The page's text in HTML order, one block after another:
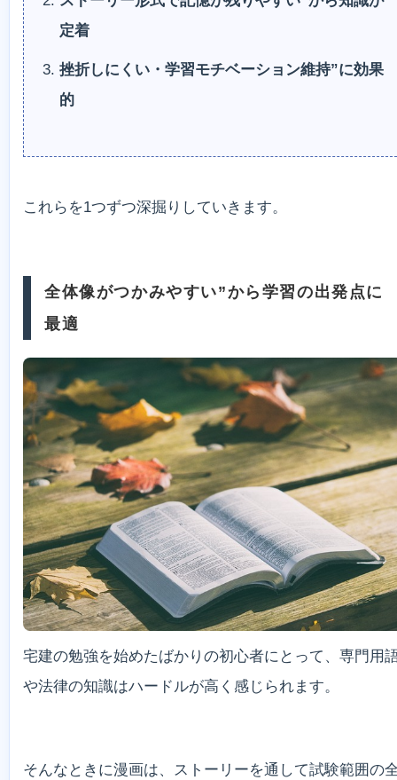
定着
挫折しにくい・学習モチベーション維持”に効果
的
これらを1つずつ深掘りしていきます。
全体像がつかみやすい”から学習の出発点に
最適
宅建の勉強を始めたばかりの初心者にとって、専門用
や法律の知識はハードルが高く感じられます。
そんなときに漫画は、ストーリーを通して試験範囲の